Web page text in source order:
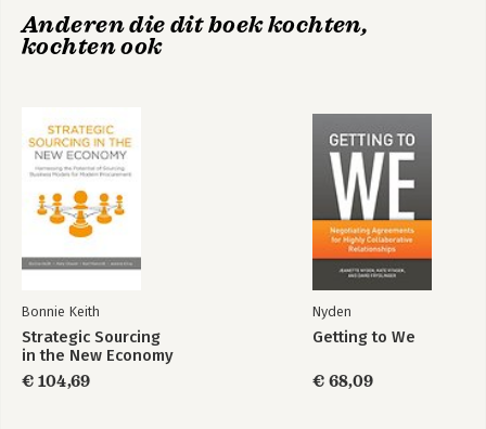
Anderen die dit boek kochten,
kochten ook
Bonnie Keith
Strategic Sourcing
in the New Economy
€ 104,69
Nyden
Getting to We
€ 68,09